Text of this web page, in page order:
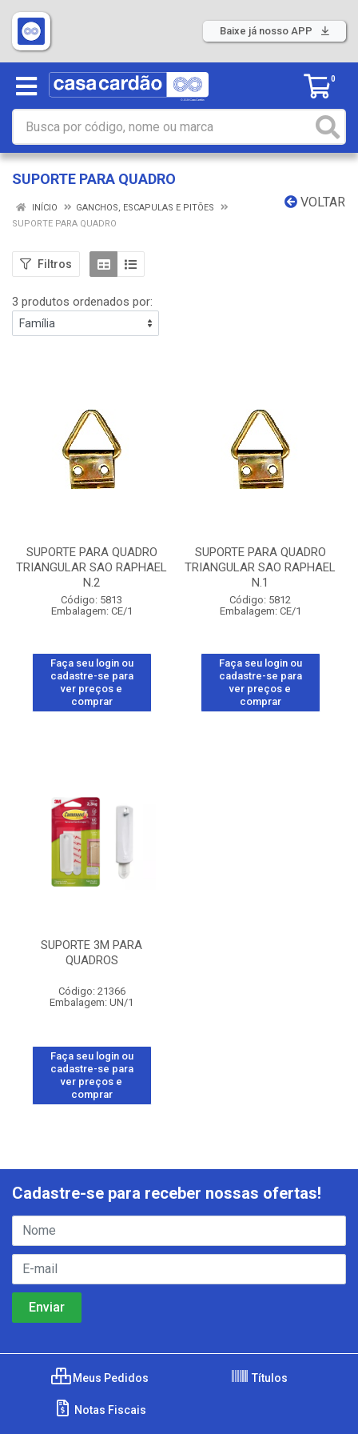
Baixe já nosso APP
0
SUPORTE PARA QUADRO
VOLTAR
INÍCIO
GANCHOS, ESCAPULAS E PITÕES
SUPORTE PARA QUADRO
Filtros
3 produtos ordenados por:
SUPORTE PARA QUADRO
TRIANGULAR SAO RAPHAEL
N.2
Código: 5813
Embalagem: CE/1
Faça seu login ou
cadastre-se para
ver preços e
comprar
SUPORTE PARA QUADRO
TRIANGULAR SAO RAPHAEL
N.1
Código: 5812
Embalagem: CE/1
Faça seu login ou
cadastre-se para
ver preços e
comprar
SUPORTE 3M PARA
QUADROS
Código: 21366
Embalagem: UN/1
Faça seu login ou
cadastre-se para
ver preços e
comprar
Cadastre-se para receber nossas ofertas!
Meus Pedidos Títulos
Notas Fiscais